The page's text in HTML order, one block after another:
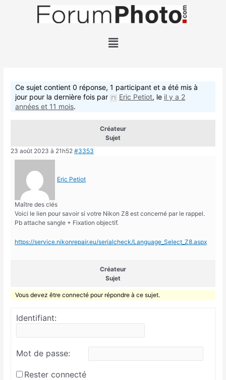
Ce sujet contient 0 réponse, 1 participant et a été mis à
jour pour la dernière fois par
Eric Petiot, le il y a 2
années et 11 mois.
Créateur
Sujet
23 août 2023 à 21h52 #3353
Eric Petiot
Maître des clés
Voici le lien pour savoir si votre Nikon Z8 est concerné par le rappel.
Pb attache sangle + Fixation objectif.
https://service.nikonrepair.eu/serialcheck/Language_Select_Z8.aspx
Créateur
Sujet
Vous devez être connecté pour répondre à ce sujet.
Identifiant:
Mot de passe:
Rester connecté